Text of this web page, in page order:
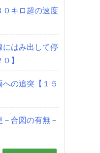
０キロ超の速度
にはみ出して停
】
の追突【１５
合図の有無－